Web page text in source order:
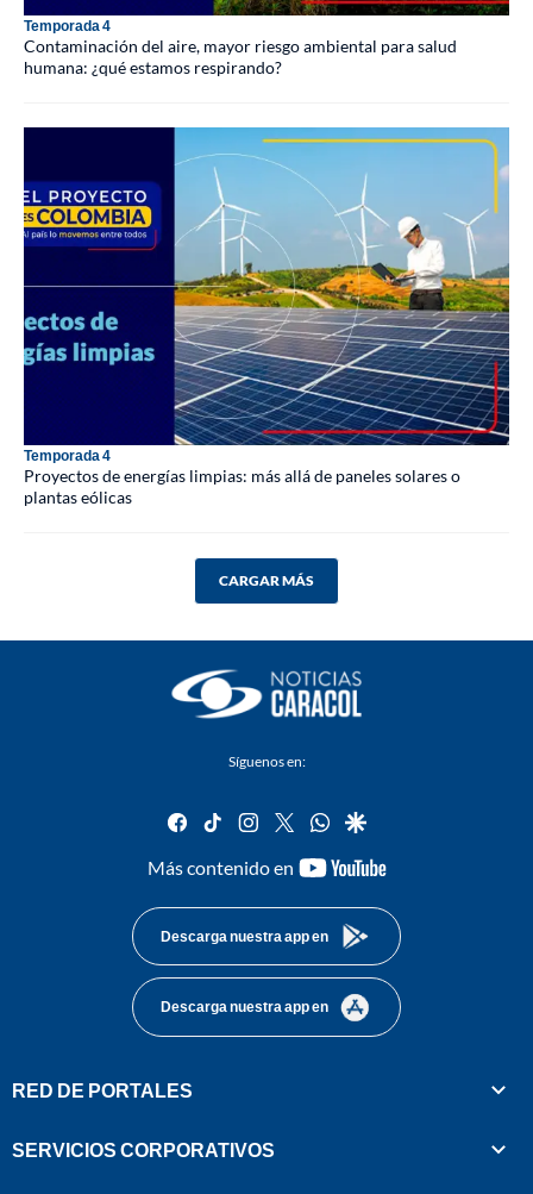
Temporada 4
Contaminación del aire, mayor riesgo ambiental para salud
humana: ¿qué estamos respirando?
Temporada 4
Proyectos de energías limpias: más allá de paneles solares o
plantas eólicas
CARGAR MÁS
Síguenos en:
facebook
tiktok instagram
twitterwhatsapp
google
Más contenido en
youtube-
Descarga nuestra app en
Descarga nuestra app en
RED DE PORTALES
SERVICIOS CORPORATIVOS